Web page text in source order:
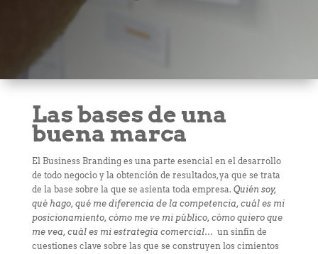
Las bases de una
buena marca
El Business Branding es una parte esencial en el desarrollo
de todo negocio y la obtención de resultados, ya que se trata
de la base sobre la que se asienta toda empresa. Quién soy,
qué hago, qué me diferencia de la competencia, cuál es mi
posicionamiento, cómo me ve mi público, cómo quiero que
me vea, cuál es mi estrategia comercial… un sinfín de
cuestiones clave sobre las que se construyen los cimientos